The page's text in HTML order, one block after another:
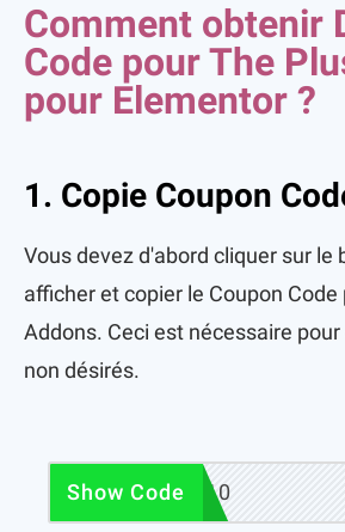
Comment obtenir
Code pour The
pour Elementor ?
1. Copie Coupon
Vous devez d'abord cliquer sur le
afficher et copier le Coupon Code
Addons. Ceci est nécessaire
non désirés.
Show Code
WHICHADDON10